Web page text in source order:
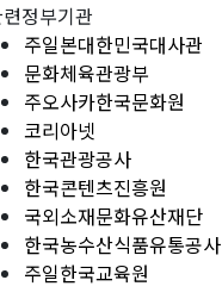
정부기관
주일본대한민국대사관
문화체육관광부
주오사카한국문화원
코리아넷
한국관광공사
한국콘텐츠진흥원
국외소재문화유산재단
한국농수산식품유통공사
주일한국교육원